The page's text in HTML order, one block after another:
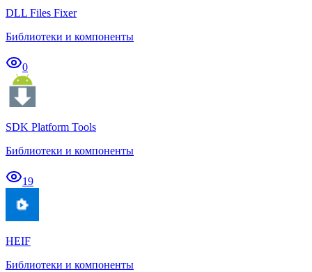
DLL Files Fixer
Библиотеки и компоненты
0
SDK Platform Tools
Библиотеки и компоненты
19
HEIF
Библиотеки и компоненты